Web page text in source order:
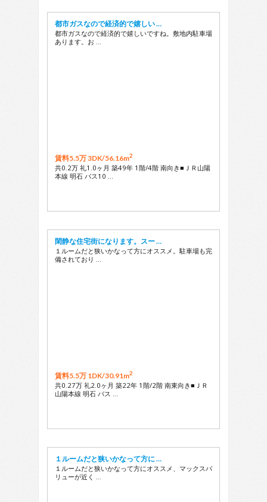
都市ガスなので経済的で嬉しい …
都市ガスなので経済的で嬉しいですね。敷地内駐車場
あります。お …
賃料5.5万 3DK/56.16m2
共0.2万 礼1.0ヶ月 築49年 1階/4階 南向き■ＪＲ山陽
本線 明石 バス10 …
閑静な住宅街になります。スー …
１ルームだと狭いかなって方にオススメ。駐車場も完
備されており …
賃料5.5万 1DK/30.91m2
共0.27万 礼2.0ヶ月 築22年 1階/2階 南東向き■ＪＲ
山陽本線 明石 バス …
１ルームだと狭いかなって方に …
１ルームだと狭いかなって方にオススメ、マックスバ
リューが近く …